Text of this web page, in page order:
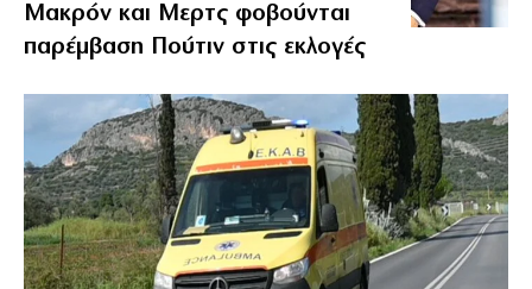
Μακρόν και Μερτς φοβούνται
παρέμβαση Πούτιν στις εκλογές